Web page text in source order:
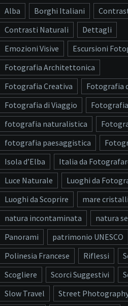
Alba Borghi Italiani
Contrasti Naturali
Dettagli
Emozioni Visive
Escursioni
Fotografia Architettonica
Fotografia Creativa
Fotografia
Fotografia di Viaggio
fotografia naturalistica
fotografia paesaggistica
Isola d’Elba
Italia da
Luce Naturale
Luoghi da
Luoghi da Scoprire
mare
natura incontaminata
natura
Panorami
patrimonio UNESCO
Polinesia Francese
Riflessi
Scogliere
Scorci Suggestivi
Slow Travel
Street